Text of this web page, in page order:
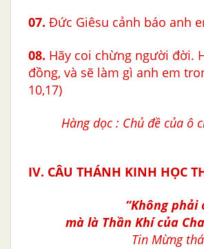
07. Đức Giêsu cảnh báo anh
08. Hãy coi chừng người đời.
đồng, và sẽ làm gì anh em
10,17)
Hàng dọc : Chủ đề của ô
IV. CÂU THÁNH KINH HỌC
“Không phải
mà là Thần Khí của
Tin Mừng